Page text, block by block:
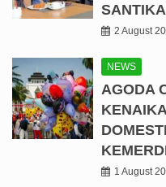
2 August
NEWS
AGODA
1 August